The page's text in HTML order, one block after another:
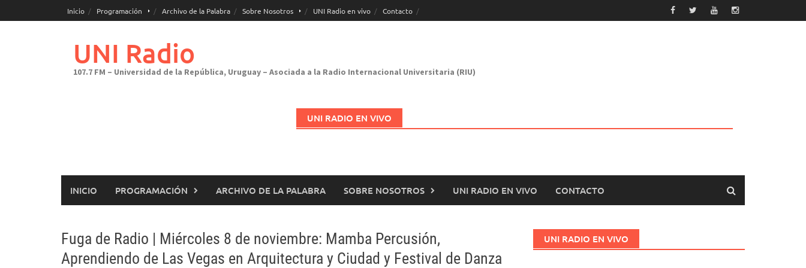
al
Inicio Programación Archivo de la Palabra Sobre Nosotros UNI Radio en vivo Contacto
UNI Radio
107.7 FM – Universidad de la República, Uruguay – Asociada a la Radio Internacional Universitaria (RIU)
UNI RADIO EN VIVO
INICIO PROGRAMACIÓN ARCHIVO DE LA PALABRA SOBRE NOSOTROS UNI RADIO EN VIVO CONTACTO
Fuga de Radio | Miércoles 8 de noviembre: Mamba Percusión,
Aprendiendo de Las Vegas en Arquitectura y Ciudad y Festival de Danza
UNI RADIO EN VIVO